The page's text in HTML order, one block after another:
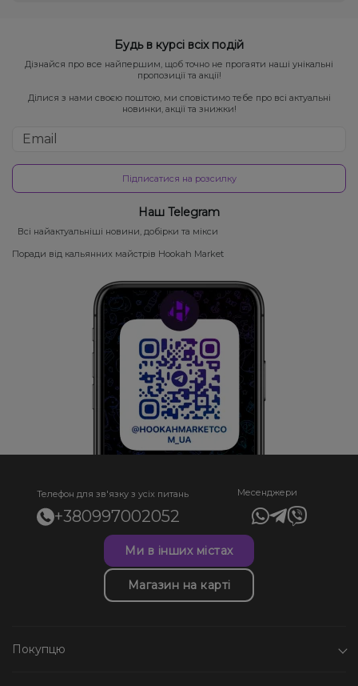
Будь в курсі всіх подій
Дізнайся про все найпершим, щоб точно не прогаяти наші унікальні
пропозиції та акції!
Ділися з нами своєю поштою, ми сповістимо тебе про всі актуальні
новинки, акції та знижки!
Підписатися на розсилку
Наш Telegram
Всі найактуальніші новини, добірки та мікси
Поради від кальянних майстрів Hookah Market
Телефон для зв'язку з усіх питань
+380997002052
Месенджери
Ми в інших містах
Магазин на карті
Покупцю